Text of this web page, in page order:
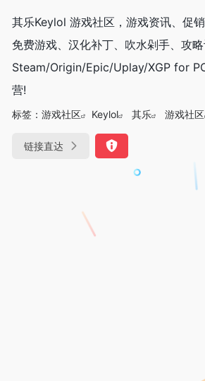
其乐Keylol 游戏社区，游戏资讯、促销
免费游戏、汉化补丁、吹水剁手、攻略
Steam/Origin/Epic/Uplay/XGP for
营!
标签： 游戏社区 Keylol 其乐 游戏社区
链接直达